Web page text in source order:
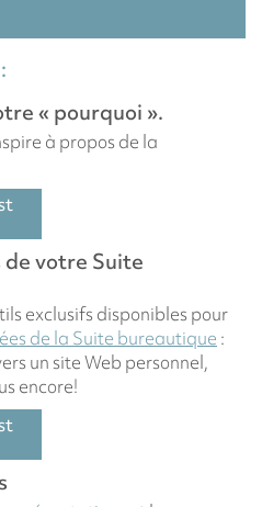
« pourquoi ».
à propos de la
votre Suite
exclusifs disponibles pour
de la Suite bureautique :
un site Web personnel,
encore!